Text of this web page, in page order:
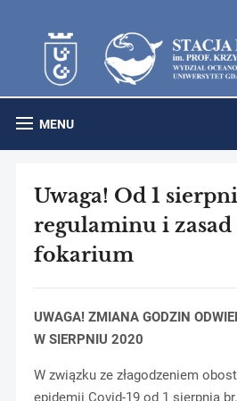
MENU
Uwaga! Od 1
regulaminu i
fokarium
UWAGA! ZMIANA GODZIN
W SIERPNIU 2020
W związku ze złagodzeniem
epidemii Covid-19 od 1 sierpnia